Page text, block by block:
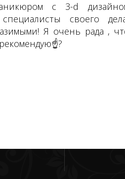
с 3-d
своего
Я очень рада ,